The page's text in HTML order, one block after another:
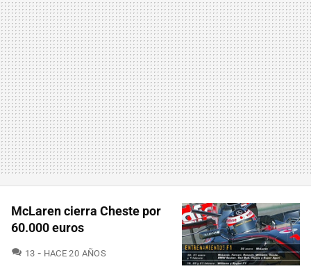
McLaren cierra Cheste por
60.000 euros
13 COMENTARIOS
HACE 20 AÑOS